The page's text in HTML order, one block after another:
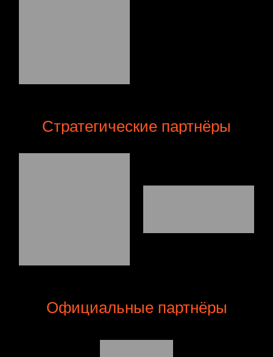
Стратегические партнёры
Официальные партнёры